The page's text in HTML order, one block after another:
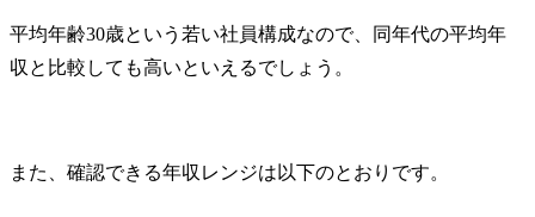
平均年齢30歳という若い社員構成なので、同年代の平均年
収と比較しても高いといえるでしょう。
また、確認できる年収レンジは以下のとおりです。